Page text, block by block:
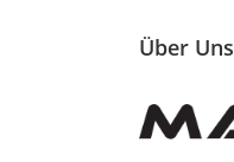
Über Uns